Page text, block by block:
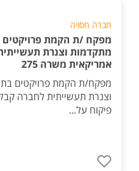
חברה חסויה
מפקח /ת הקמת
מתקדמות וצנרת
אמריקאית משרה 275
מפקח/ת הקמת פרויקטים
פיקוח על...